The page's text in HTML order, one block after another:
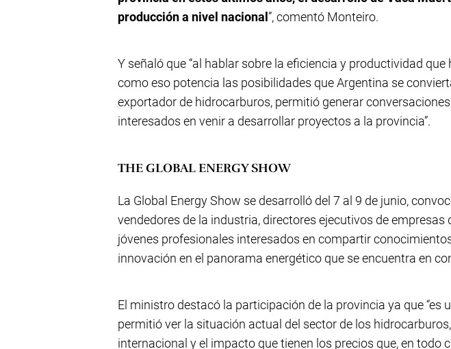
producción a nivel nacional”, comentó Monteiro.
Y señaló que “al hablar sobre la eficiencia y productividad
como eso potencia las posibilidades que Argentina se
exportador de hidrocarburos, permitió generar
interesados en venir a desarrollar proyectos a la provincia”.
THE GLOBAL ENERGY SHOW
La Global Energy Show se desarrolló del 7 al 9 de junio,
vendedores de la industria, directores ejecutivos de empresas
jóvenes profesionales interesados en compartir
innovación en el panorama energético que se encuentra en
El ministro destacó la participación de la provincia ya que “es
permitió ver la situación actual del sector de los
internacional y el impacto que tienen los precios que, en todo